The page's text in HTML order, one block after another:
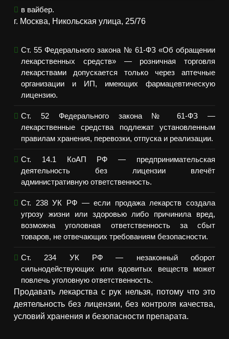
в вайбер.
г. Москва, Никольская улица, 25/76
Ст. 55 Федерального закона № 61-ФЗ «Об обращении
лекарственных средств» — розничная торговля
лекарствами допускается только через аптечные
организации и ИП, имеющих фармацевтическую
лицензию.
Ст. 52 Федерального закона № 61-ФЗ —
лекарственные средства подлежат установленным
правилам хранения, перевозки, отпуска и реализации.
Ст. 14.1 КоАП РФ — предпринимательская
деятельность без лицензии влечёт
административную ответственность.
Ст. 238 УК РФ — если продажа лекарств создала
угрозу жизни или здоровью либо причинила вред,
возможна уголовная ответственность за сбыт
товаров, не отвечающих требованиям безопасности.
Ст. 234 УК РФ — незаконный оборот
сильнодействующих или ядовитых веществ может
повлечь уголовную ответственность.
Продавать лекарства с рук нельзя, потому что это
деятельность без лицензии, без контроля качества,
условий хранения и безопасности препарата.